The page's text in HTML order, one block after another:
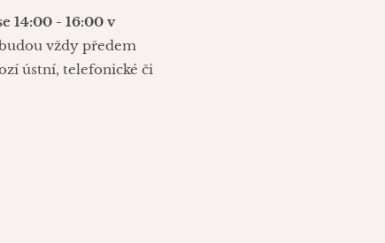
14:00 - 16:00 v
vždy předem
ústní, telefonické či